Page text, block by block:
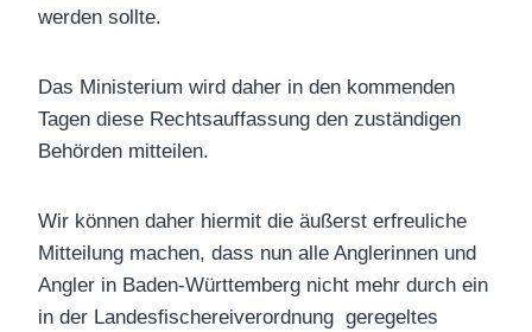
werden sollte.
Das Ministerium wird daher in den kommenden
Tagen diese Rechtsauffassung den zuständigen
Behörden mitteilen.
Wir können daher hiermit die äußerst erfreuliche
Mitteilung machen, dass nun alle Anglerinnen und
Angler in Baden-Württemberg nicht mehr durch ein
in der Landesfischereiverordnung geregeltes